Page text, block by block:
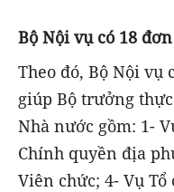
Bộ Nội vụ có 18
Theo đó, Bộ Nội vụ
giúp Bộ trưởng
Nhà nước gồm: 1-
Chính quyền địa
Viên chức; 4- Vụ